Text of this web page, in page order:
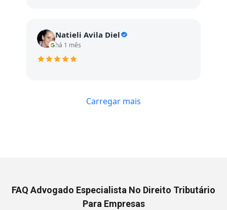
Natieli Avila Diel
há 1 mês
Carregar mais
FAQ Advogado Especialista No Direito Tributário
Para Empresas